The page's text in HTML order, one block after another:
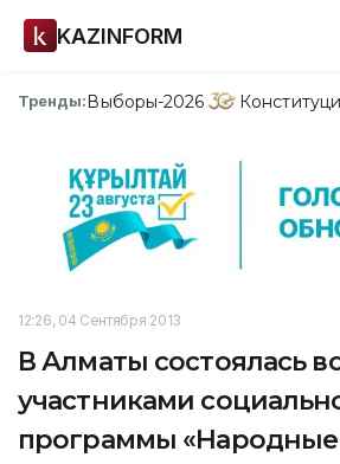
KAZINFORM
Тренды:Выборы-2026
12:26, 04 Сентября 2013
В Алматы состоялась
участниками
программы «Народные